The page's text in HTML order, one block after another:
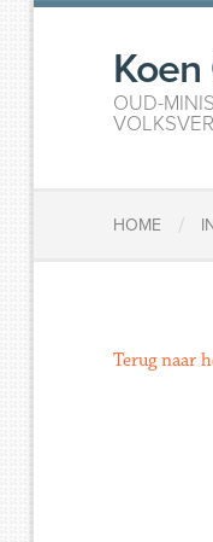
Koen
OUD-
HOME /
Terug naar